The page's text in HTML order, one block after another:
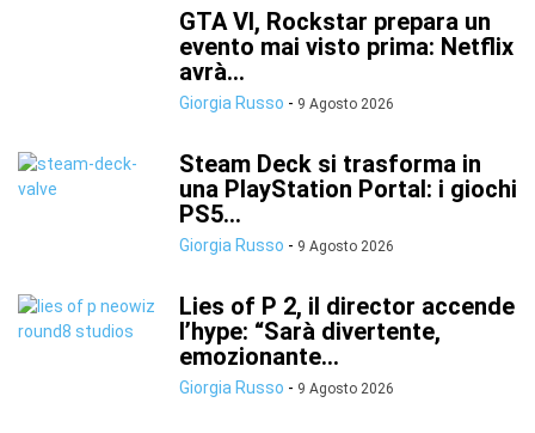
GTA VI, Rockstar prepara un
evento mai visto prima: Netflix
avrà...
Giorgia Russo - 9 Agosto 2026
Steam Deck si trasforma in
una PlayStation Portal: i giochi
PS5...
Giorgia Russo - 9 Agosto 2026
Lies of P 2, il director accende
l’hype: “Sarà divertente,
emozionante...
Giorgia Russo - 9 Agosto 2026